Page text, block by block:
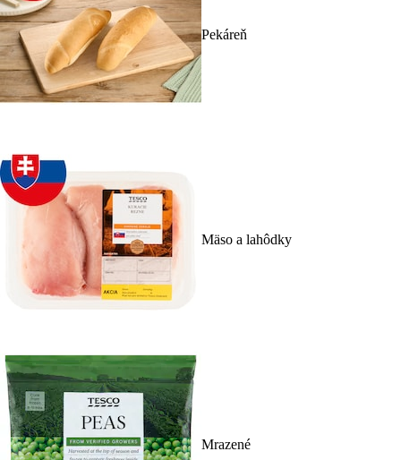
Pekáreň
Mäso a lahôdky
Mrazené